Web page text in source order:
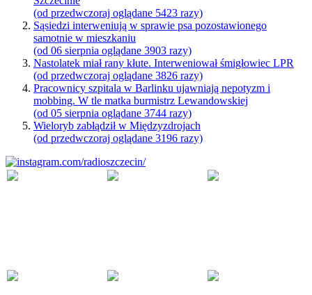
(od przedwczoraj oglądane 5423 razy)
Sąsiedzi interweniują w sprawie psa pozostawionego
samotnie w mieszkaniu
(od 06 sierpnia oglądane 3903 razy)
Nastolatek miał rany kłute. Interweniował śmigłowiec LPR
(od przedwczoraj oglądane 3826 razy)
Pracownicy szpitala w Barlinku ujawniają nepotyzm i
mobbing. W tle matka burmistrz Lewandowskiej
(od 05 sierpnia oglądane 3744 razy)
Wieloryb zabłądził w Międzyzdrojach
(od przedwczoraj oglądane 3196 razy)